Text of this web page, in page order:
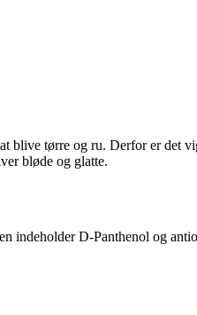
blive tørre og ru. Derfor er det
bløde og glatte.
indeholder D-Panthenol og